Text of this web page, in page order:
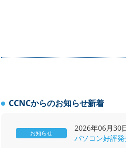
CCNCからのお知らせ新着
お知らせ
2026年06月30
パソコン好評発